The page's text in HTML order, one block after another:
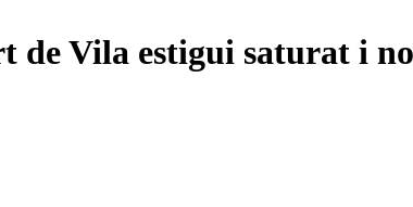
de Vila estigui saturat i